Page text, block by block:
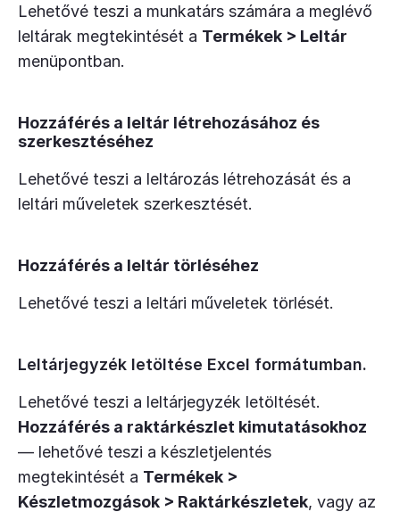
Lehetővé teszi a munkatárs számára a meglévő
leltárak megtekintését a Termékek > Leltár
menüpontban.
Hozzáférés a leltár létrehozásához és
szerkesztéséhez
Lehetővé teszi a leltározás létrehozását és a
leltári műveletek szerkesztését.
Hozzáférés a leltár törléséhez
Lehetővé teszi a leltári műveletek törlését.
Leltárjegyzék letöltése Excel formátumban.
Lehetővé teszi a leltárjegyzék letöltését.
Hozzáférés a raktárkészlet kimutatásokhoz
— lehetővé teszi a készletjelentés
megtekintését a Termékek >
Készletmozgások > Raktárkészletek, vagy az